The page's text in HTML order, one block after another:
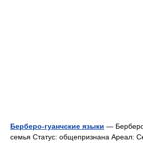
Берберо-гуанчские языки — Берберо
семья Статус: общепризнана Ареал: